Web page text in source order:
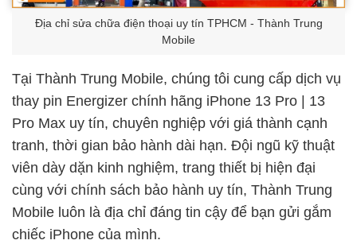
Địa chỉ sửa chữa điện thoại uy tín TPHCM - Thành Trung
Mobile
Tại Thành Trung Mobile, chúng tôi cung cấp dịch vụ
thay pin Energizer chính hãng iPhone 13 Pro | 13
Pro Max uy tín, chuyên nghiệp với giá thành cạnh
tranh, thời gian bảo hành dài hạn. Đội ngũ kỹ thuật
viên dày dặn kinh nghiệm, trang thiết bị hiện đại
cùng với chính sách bảo hành uy tín, Thành Trung
Mobile luôn là địa chỉ đáng tin cậy để bạn gửi gắm
chiếc iPhone của mình.